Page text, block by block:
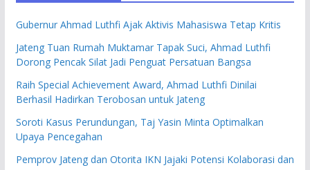
Gubernur Ahmad Luthfi Ajak Aktivis Mahasiswa Tetap Kritis
Jateng Tuan Rumah Muktamar Tapak Suci, Ahmad Luthfi
Dorong Pencak Silat Jadi Penguat Persatuan Bangsa
Raih Special Achievement Award, Ahmad Luthfi Dinilai
Berhasil Hadirkan Terobosan untuk Jateng
Soroti Kasus Perundungan, Taj Yasin Minta Optimalkan
Upaya Pencegahan
Pemprov Jateng dan Otorita IKN Jajaki Potensi Kolaborasi dan